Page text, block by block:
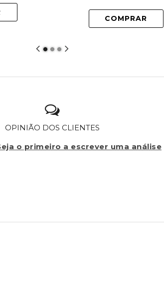
COMPRAR
OPINIÃO DOS CLIENTES
o primeiro a escrever uma análise